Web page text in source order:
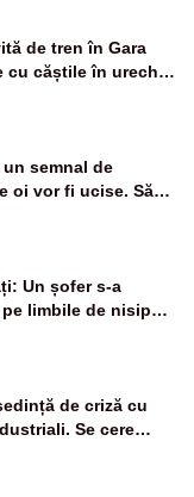
de tren în Gara
cu căștile în urechi
semnal de
oi vor fi ucise. Să
fi despăgubiți”
Un șofer s-a
limbile de nisip
de criză cu
Se cere
consumului în